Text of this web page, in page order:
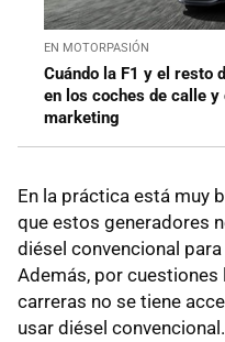
EN MOTORPASIÓN
Cuándo la F1 y el resto
en los coches de calle
marketing
En la práctica está muy
que estos generadores
diésel convencional
Además, por
carreras no se tiene
usar diésel